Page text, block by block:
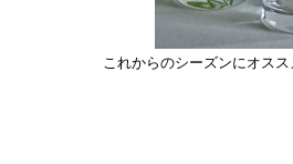
これからのシーズンにオス